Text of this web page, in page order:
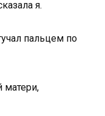
я.
пальцем по
матери,